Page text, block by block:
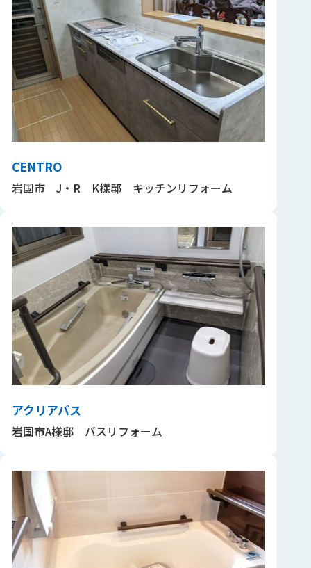
CENTRO
岩国市 J・R K様邸 キッチンリフォーム
アクリアバス
岩国市A様邸 バスリフォーム